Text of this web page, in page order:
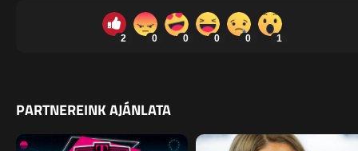
2 0 0 0 0 1
PARTNEREINK AJÁNLATA